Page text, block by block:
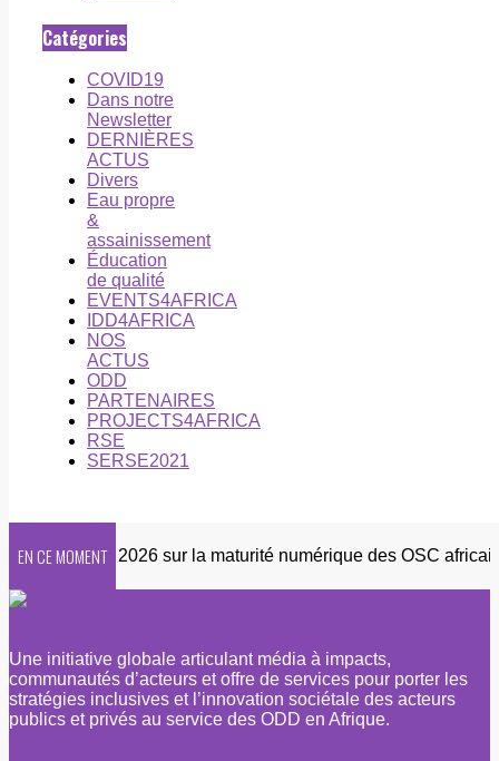
Catégories
COVID19
Dans notre
Newsletter
DERNIÈRES
ACTUS
Divers
Eau propre
&
assainissement
Éducation
de qualité
EVENTS4AFRICA
IDD4AFRICA
NOS
ACTUS
ODD
PARTENAIRES
PROJECTS4AFRICA
RSE
SERSE2021
EN CE MOMENT
Enquête 2026 sur la maturité numérique des OSC africaines
Une initiative globale articulant média à impacts,
communautés d’acteurs et offre de services pour porter les
stratégies inclusives et l’innovation sociétale des acteurs
publics et privés au service des ODD en Afrique.